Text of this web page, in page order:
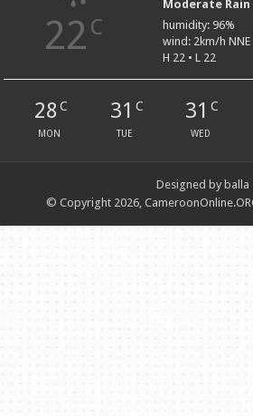
22 C
Moderate Rain
humidity: 96%
wind: 2km/h NNE
H 22 • L 22
28 C
MON
31 C
TUE
31 C
WED
Designed by balla
© Copyright 2026,